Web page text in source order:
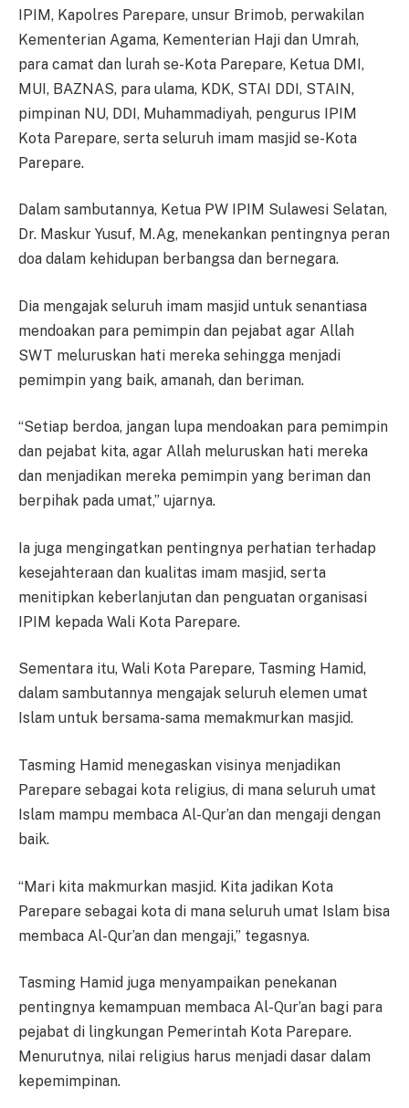
IPIM, Kapolres Parepare, unsur Brimob, perwakilan
Kementerian Agama, Kementerian Haji dan Umrah,
para camat dan lurah se-Kota Parepare, Ketua DMI,
MUI, BAZNAS, para ulama, KDK, STAI DDI, STAIN,
pimpinan NU, DDI, Muhammadiyah, pengurus IPIM
Kota Parepare, serta seluruh imam masjid se-Kota
Parepare.
Dalam sambutannya, Ketua PW IPIM Sulawesi Selatan,
Dr. Maskur Yusuf, M.Ag, menekankan pentingnya peran
doa dalam kehidupan berbangsa dan bernegara.
Dia mengajak seluruh imam masjid untuk senantiasa
mendoakan para pemimpin dan pejabat agar Allah
SWT meluruskan hati mereka sehingga menjadi
pemimpin yang baik, amanah, dan beriman.
“Setiap berdoa, jangan lupa mendoakan para pemimpin
dan pejabat kita, agar Allah meluruskan hati mereka
dan menjadikan mereka pemimpin yang beriman dan
berpihak pada umat,” ujarnya.
Ia juga mengingatkan pentingnya perhatian terhadap
kesejahteraan dan kualitas imam masjid, serta
menitipkan keberlanjutan dan penguatan organisasi
IPIM kepada Wali Kota Parepare.
Sementara itu, Wali Kota Parepare, Tasming Hamid,
dalam sambutannya mengajak seluruh elemen umat
Islam untuk bersama-sama memakmurkan masjid.
Tasming Hamid menegaskan visinya menjadikan
Parepare sebagai kota religius, di mana seluruh umat
Islam mampu membaca Al-Qur’an dan mengaji dengan
baik.
“Mari kita makmurkan masjid. Kita jadikan Kota
Parepare sebagai kota di mana seluruh umat Islam bisa
membaca Al-Qur’an dan mengaji,” tegasnya.
Tasming Hamid juga menyampaikan penekanan
pentingnya kemampuan membaca Al-Qur’an bagi para
pejabat di lingkungan Pemerintah Kota Parepare.
Menurutnya, nilai religius harus menjadi dasar dalam
kepemimpinan.